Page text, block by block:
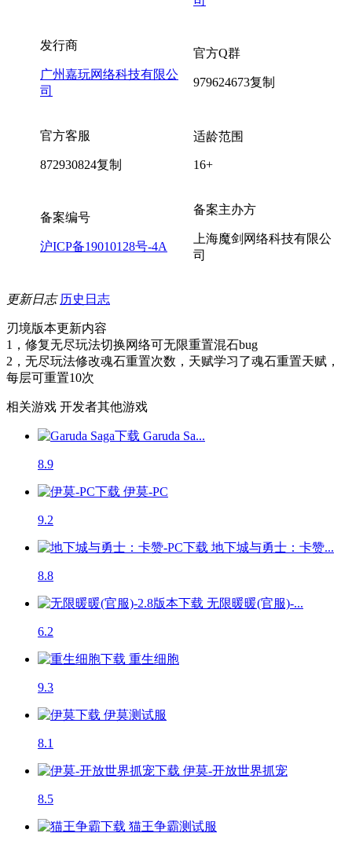
发行商
广州嘉玩网络科技有限公
司
官方Q群
979624673复制
官方客服
872930824复制
适龄范围
16+
备案编号
沪ICP备19010128号-4A
备案主办方
上海魔剑网络科技有限公
司
更新日志 历史日志
刃境版本更新内容
1，修复无尽玩法切换网络可无限重置混石bug
2，无尽玩法修改魂石重置次数，天赋学习了魂石重置天赋，
每层可重置10次
相关游戏 开发者其他游戏
Garuda Sa...
8.9
伊莫-PC
9.2
地下城与勇士：卡赞...
8.8
无限暖暖(官服)-...
6.2
重生细胞
9.3
伊莫测试服
8.1
伊莫-开放世界抓宠
8.5
猫王争霸测试服